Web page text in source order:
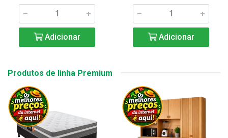
Adicionar Adicionar
Produtos de linha Premium